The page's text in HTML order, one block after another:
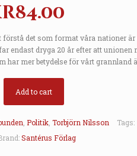
84.00
price
is:
kr84.00.
förstå det som format våra nationer
endast dryga 20 år efter att unionen
har mer betydelse för vårt grannland
Add to cart
Politik Torbjörn Nilsson Tags:
Santérus Förlag